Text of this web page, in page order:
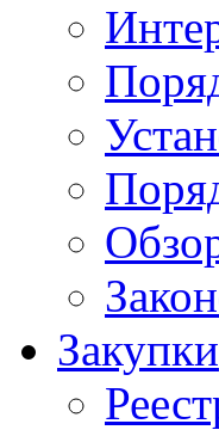
Закупки